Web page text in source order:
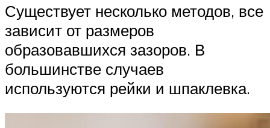
Существует несколько методов, все
зависит от размеров
образовавшихся зазоров. В
большинстве случаев
используются рейки и шпаклевка.